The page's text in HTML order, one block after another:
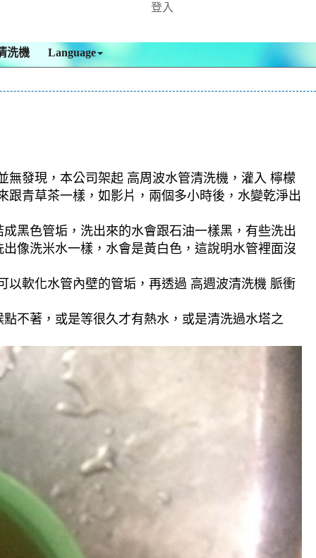
登入
洗機 Language
發現，本公司架起 高周波水管清洗機，灌入 檸檬
青草茶一樣，如影片，兩個多小時後，水變乾淨出
黑色管垢，洗出來的水會跟石油一樣黑，有些洗出
像洗米水一樣，水會是黃白色，這說明水管裡面沒
軟化水管內壁的管垢，再透過 高週波清洗機 脈衝
不著，或是等很久才有熱水，或是清洗過水塔之